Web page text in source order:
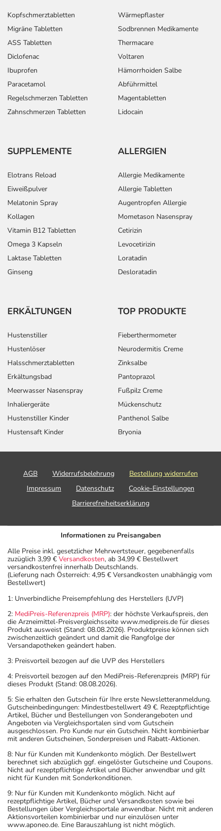
Anwendungshinweise
Die Gesamtdosis sollte nicht ohne Rücksprache mit
einem Arzt oder Apotheker überschritten werden.
Art der Anwendung?
Wasser) ein oder bereiten Sie das Arzneimittel zu und
nehmen Sie es ein. Dazu lassen Sie es in Wasser
Dauer der Anwendung?
Beschwerde und/oder Dauer der Erkrankung und wird
deshalb nur von Ihrem Arzt bestimmt. Bei
Schilddrüsenunterfunktion: meist lebenslang; bei
Prophylaxe und normaler (euthyreoter)
Schilddrüsenfunktion: Monate bis lebenslang.
Überdosierung?
Es kann zu einer Vielzahl von
Überdosierungserscheinungen kommen, unter anderem
Setzen Sie sich bei dem Verdacht auf eine Überdosierung
umgehend mit einem Arzt in Verbindung.
Einnahme vergessen?
Setzen Sie die Einnahme zum nächsten vorgeschriebenen
Zeitpunkt ganz normal (also nicht mit der doppelten
Menge) fort.
Generell gilt: Achten Sie vor allem bei Säuglingen,
Kleinkindern und älteren Menschen auf eine
gewissenhafte Dosierung. Im Zweifelsfalle fragen Sie
Ihren Arzt oder Apotheker nach etwaigen Auswirkungen
Eine vom Arzt verordnete Dosierung kann von den
individuell abstimmt, sollten Sie das Arzneimittel daher
nach seinen Anweisungen anwenden.
Aufbewahrung
Lagerung vor Anbruch
Das Arzneimittel muss vor Hitze geschützt aufbewahrt
Aufbewahrung nach Anbruch oder Zubereitung
Das Arzneimittel muss nach Anbruch/Zubereitung
innerhalb der nächsten Stunde verbraucht werden!
Diese Angabe gilt nur für die zubereitete Suspension.
Wichtige Hinweise
Was sollten Sie beachten?
- Eine gute Stoffwechseleinstellung und engmaschige
Überwachung während der Schwangerschaft ist
unbedingt erforderlich.
- Vorsicht bei Allergie gegen Maisstärke!
- Vorsicht bei Alpha-Gal-Allergie (Allergie gegen rotes
Fleisch)!
- Vorsicht bei Allergie gegen Bindemittel (z.B.
Carboxymethylcellulose mit der E-Nummer E 466)!
- Vorsicht bei einer Unverträglichkeit gegenüber Lactose.
Wenn Sie eine Diabetes-Diät einhalten müssen, sollten
Sie den Zuckergehalt berücksichtigen.
- Es kann Arzneimittel geben, mit denen
Kopfschmerztabletten
Migräne Tabletten
ASS Tabletten
Diclofenac
Ibuprofen
Paracetamol
Regelschmerzen Tabletten
Zahnschmerzen Tabletten
Wärmepflaster
Sodbrennen Medikamente
Thermacare
Voltaren
Hämorrhoiden Salbe
Abführmittel
Magentabletten
Lidocain
SUPPLEMENTE
Elotrans Reload
Eiweißpulver
Melatonin Spray
Kollagen
Vitamin B12 Tabletten
Omega 3 Kapseln
Laktase Tabletten
Ginseng
ALLERGIEN
Allergie Medikamente
Allergie Tabletten
Augentropfen Allergie
Mometason Nasenspray
Cetirizin
Levocetirizin
Loratadin
Desloratadin
ERKÄLTUNGEN
Hustenstiller
Hustenlöser
Halsschmerztabletten
Erkältungsbad
Meerwasser Nasenspray
Inhaliergeräte
Hustenstiller Kinder
Hustensaft Kinder
TOP PRODUKTE
Fieberthermometer
Neurodermitis Creme
Zinksalbe
Pantoprazol
Fußpilz Creme
Mückenschutz
Panthenol Salbe
Bryonia
AGB Widerrufsbelehrung
Bestellung widerrufen
Impressum
Datenschutz
Cookie-Einstellungen
Barrierefreiheitserklärung
Informationen zu Preisangaben
Alle Preise inkl. gesetzlicher Mehrwertsteuer, gegebenenfalls
zuzüglich 3,99 € Versandkosten, ab 34,99 € Bestellwert
versandkostenfrei innerhalb Deutschlands.
(Lieferung nach Österreich: 4,95 € Versandkosten unabhängig vom
Bestellwert)
1: Unverbindliche Preisempfehlung des Herstellers (UVP)
2: MediPreis-Referenzpreis (MRP): der höchste Verkaufspreis, den
die Arzneimittel-Preisvergleichsseite www.medipreis.de für dieses
Produkt ausweist (Stand: 08.08.2026). Produktpreise können sich
zwischenzeitlich geändert und damit die Rangfolge der
Versandapotheken geändert haben.
3: Preisvorteil bezogen auf die UVP des Herstellers
4: Preisvorteil bezogen auf den MediPreis-Referenzpreis (MRP) für
dieses Produkt (Stand: 08.08.2026).
5: Sie erhalten den Gutschein für Ihre erste Newsletteranmeldung.
Gutscheinbedingungen: Mindestbestellwert 49 €. Rezeptpflichtige
Artikel, Bücher und Bestellungen von Sonderangeboten und
Angeboten via Vergleichsportalen sind vom Gutschein
ausgeschlossen. Pro Kunde nur ein Gutschein. Nicht kombinierbar
mit anderen Gutscheinen, Sonderpreisen und Rabatt-Aktionen.
8: Nur für Kunden mit Kundenkonto möglich. Der Bestellwert
berechnet sich abzüglich ggf. eingelöster Gutscheine und Coupons.
Nicht auf rezeptpflichtige Artikel und Bücher anwendbar und gilt
nicht für Kunden mit Sonderkonditionen.
9: Nur für Kunden mit Kundenkonto möglich. Nicht auf
rezeptpflichtige Artikel, Bücher und Versandkosten sowie bei
Bestellungen über Vergleichsportale anwendbar. Nicht mit anderen
Aktionsvorteilen kombinierbar und nur einzulösen unter
www.aponeo.de. Eine Barauszahlung ist nicht möglich.